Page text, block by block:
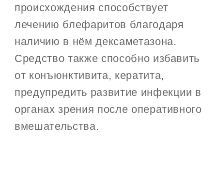
происхождения способствует
лечению блефаритов благодаря
наличию в нём дексаметазона.
Средство также способно избавить
от конъюнктивита, кератита,
предупредить развитие инфекции в
органах зрения после оперативного
вмешательства.